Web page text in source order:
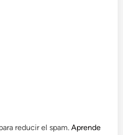
reducir el spam.Aprende